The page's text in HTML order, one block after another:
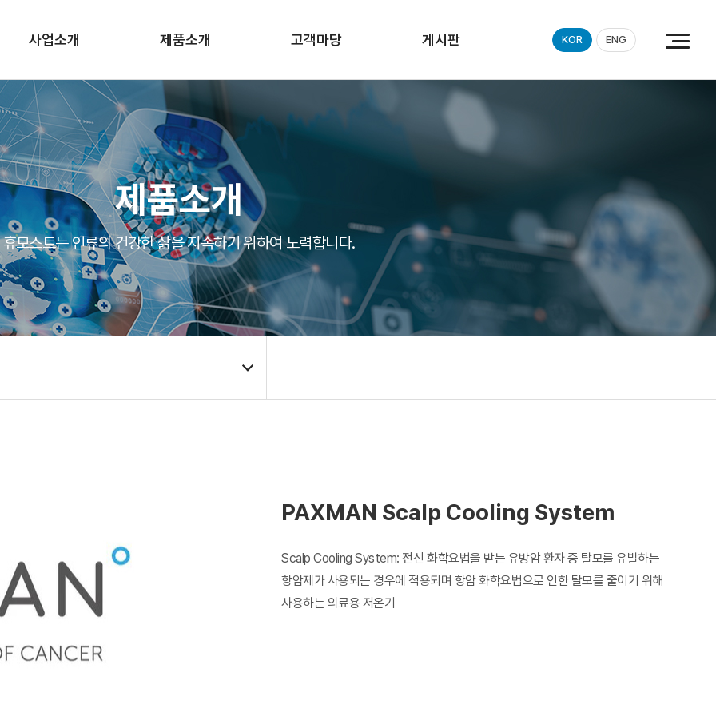
사업소개
의료기기
의약품
Eco
제품소개
의료기기
고객마당
전자주문
게시판
갤러리
KOR ENG
제품소개
휴모스트는 인류의 건강한 삶을 지속하기 위하여 노력합니다.
PAXMAN Scalp Cooling System
Scalp Cooling System: 전신 화학요법을 받는 유방암 환자 중 탈모를 유발하는
항암제가 사용되는 경우에 적용되며 항암 화학요법으로 인한 탈모를 줄이기 위해
사용하는 의료용 저온기